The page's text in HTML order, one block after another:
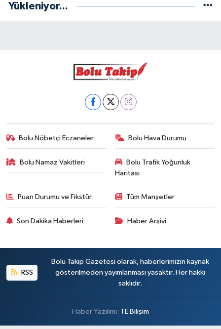
Yükleniyor...
Bolu Nöbetçi Eczaneler Bolu Hava Durumu
Bolu Namaz Vakitleri
Bolu Trafik Yoğunluk
Haritası
Puan Durumu ve Fikstür Tüm Manşetler
Son Dakika Haberleri Haber Arşivi
RSS
Bolu Takip Gazetesi olarak, haberlerimizin kaynak
gösterilmeden yayımlanması yasaktır. Her hakkı
saklıdır.
Haber Yazılımı: TE Bilişim